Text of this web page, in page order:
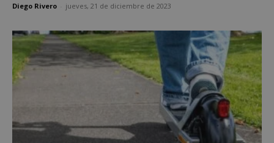
Diego Rivero jueves, 21 de diciembre de 2023
Cookies estrictamente necesarias
Cookies de preferencias
Cookies de funcionalidad
Cookies no clasificadas
Las cookies estrictamente necesarias permiten la
funcionalidad principal del sitio web, como el
inicio de sesión de usuario y la gestión de cuentas.
El sitio web no se puede utilizar correctamente sin
las cookies estrictamente necesarias.